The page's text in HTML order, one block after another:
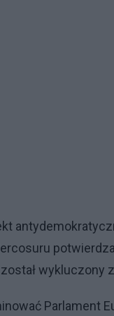
wykluczony
Parlament